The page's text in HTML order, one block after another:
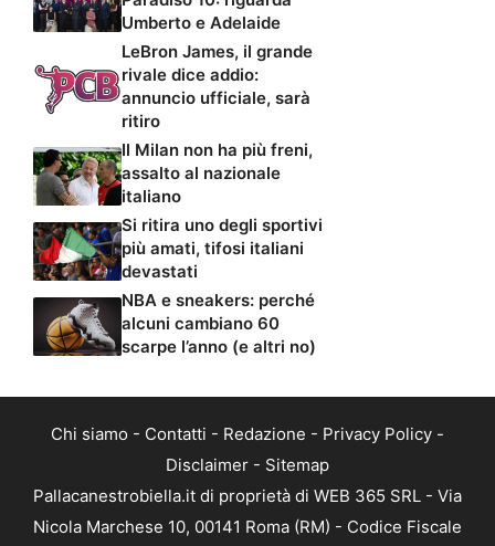
Umberto e Adelaide
LeBron James, il grande
rivale dice addio:
annuncio ufficiale, sarà
ritiro
Il Milan non ha più freni,
assalto al nazionale
italiano
Si ritira uno degli sportivi
più amati, tifosi italiani
devastati
NBA e sneakers: perché
alcuni cambiano 60
scarpe l’anno (e altri no)
Chi siamo - Contatti - Redazione - Privacy Policy -
Disclaimer - Sitemap
Pallacanestrobiella.it di proprietà di WEB 365 SRL - Via
Nicola Marchese 10, 00141 Roma (RM) - Codice Fiscale